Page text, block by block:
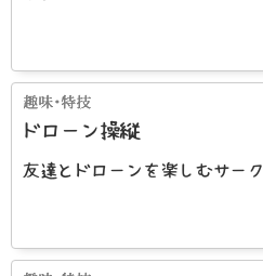
ドローン操縦
友達とドローンを楽しむサー